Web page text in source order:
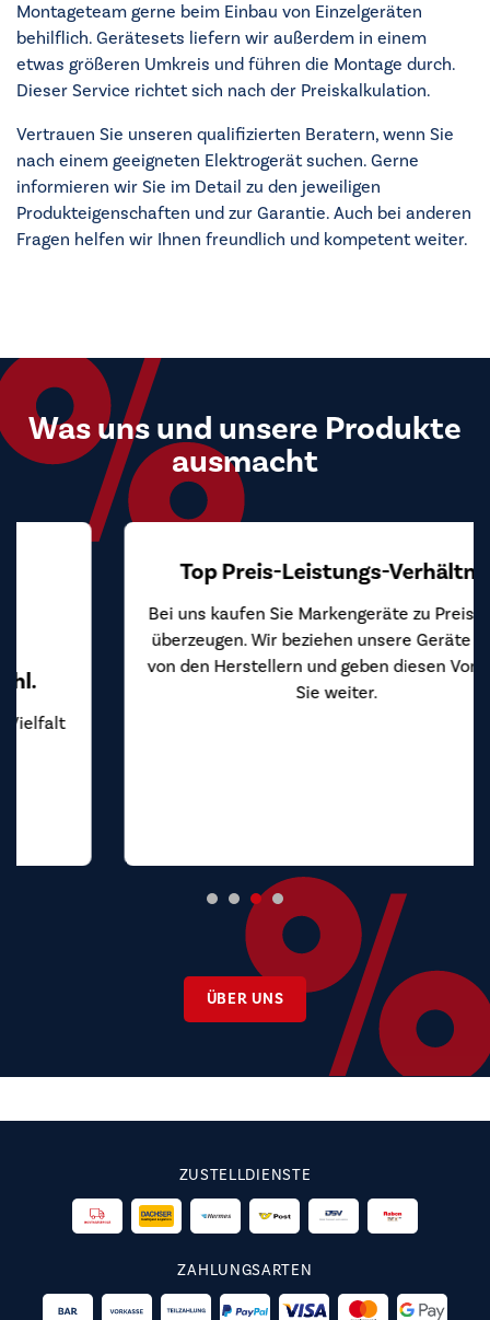
Montageteam gerne beim Einbau von Einzelgeräten
behilflich. Gerätesets liefern wir außerdem in einem
etwas größeren Umkreis und führen die Montage durch.
Dieser Service richtet sich nach der Preiskalkulation.
Vertrauen Sie unseren qualifizierten Beratern, wenn Sie
nach einem geeigneten Elektrogerät suchen. Gerne
informieren wir Sie im Detail zu den jeweiligen
Produkteigenschaften und zur Garantie. Auch bei anderen
Fragen helfen wir Ihnen freundlich und kompetent weiter.
Was uns und unsere Produkte
ausmacht
Top Preis-Leistungs-Verhältnis
Bei uns kaufen Sie Markengeräte zu Preisen, die
ÜBER UNS
ZUSTELLDIENSTE
ZAHLUNGSARTEN